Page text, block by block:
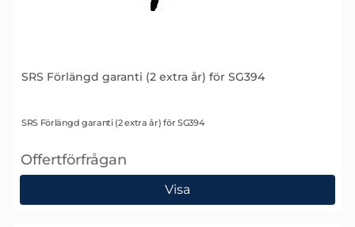
SRS Förlängd garanti (2 extra år) för SG394
Art. nr 1635
SRS Förlängd garanti (2 extra år) för SG394
Offertförfrågan
, SRS Förlängd garanti (2 extra år) för SG394
Visa